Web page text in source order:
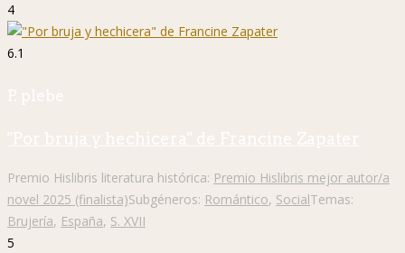
4
6.1
P. plebe
"Por bruja y hechicera" de Francine Zapater
Premio Hislibris literatura histórica: Premio Hislibris mejor autor/a
novel 2025 (finalista)Subgéneros: Romántico, SocialTemas:
Brujería, España, S. XVII
5